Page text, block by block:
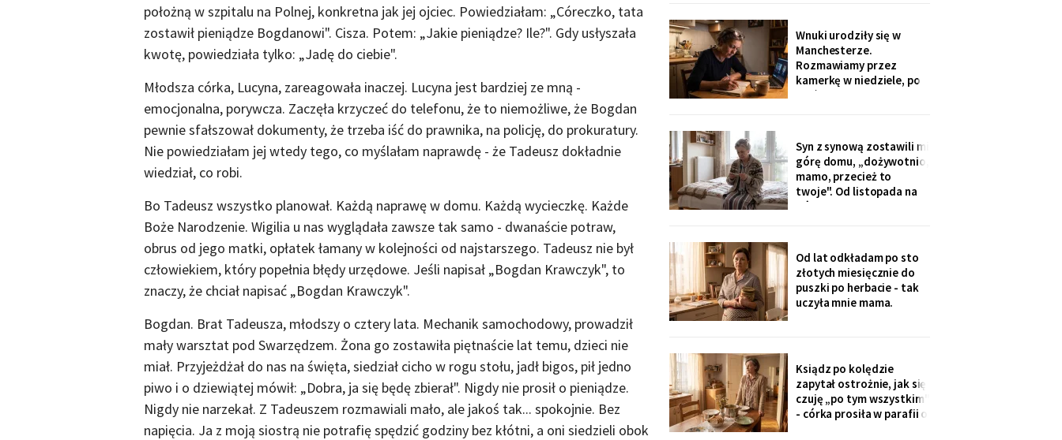
położną w szpitalu na Polnej, konkretna jak jej ojciec. Powiedziałam: „Córeczko, tata
zostawił pieniądze Bogdanowi". Cisza. Potem: „Jakie pieniądze? Ile?". Gdy usłyszała
kwotę, powiedziała tylko: „Jadę do ciebie".
Młodsza córka, Lucyna, zareagowała inaczej. Lucyna jest bardziej ze mną -
emocjonalna, porywcza. Zaczęła krzyczeć do telefonu, że to niemożliwe, że Bogdan
pewnie sfałszował dokumenty, że trzeba iść do prawnika, na policję, do prokuratury.
Nie powiedziałam jej wtedy tego, co myślałam naprawdę - że Tadeusz dokładnie
wiedział, co robi.
Bo Tadeusz wszystko planował. Każdą naprawę w domu. Każdą wycieczkę. Każde
Boże Narodzenie. Wigilia u nas wyglądała zawsze tak samo - dwanaście potraw,
obrus od jego matki, opłatek łamany w kolejności od najstarszego. Tadeusz nie był
człowiekiem, który popełnia błędy urzędowe. Jeśli napisał „Bogdan Krawczyk", to
znaczy, że chciał napisać „Bogdan Krawczyk".
Bogdan. Brat Tadeusza, młodszy o cztery lata. Mechanik samochodowy, prowadził
mały warsztat pod Swarzędzem. Żona go zostawiła piętnaście lat temu, dzieci nie
miał. Przyjeżdżał do nas na święta, siedział cicho w rogu stołu, jadł bigos, pił jedno
piwo i o dziewiątej mówił: „Dobra, ja się będę zbierał". Nigdy nie prosił o pieniądze.
Nigdy nie narzekał. Z Tadeuszem rozmawiali mało, ale jakoś tak... spokojnie. Bez
napięcia. Ja z moją siostrą nie potrafię spędzić godziny bez kłótni, a oni siedzieli obok
jesteśmy spokojni,
mamo". Od marca nikt nie
przyjechał. Na każdym
pudełku naklejka: moje
imię
Wnuki urodziły się w
Manchesterze.
Rozmawiamy przez
kamerkę w niedziele, po
pięć minut, bo „im się
angielsku, a syn
przetłumaczył ze
śmiechem: „pyta, kim jest
ta pani". Kupiłam zeszyt i
uczę się angielskiego
Syn z synową zostawili mi
górę domu, „dożywotnio,
mamo, przecież to
twoje". Od listopada na
górze grzeje tylko jeden
Rano w moim pokoju jest
czternaście stopni.
Termometr przyniosła mi
wnuczka - ona
Od lat odkładam po sto
złotych miesięcznie do
puszki po herbacie - tak
uczyła mnie mama.
wizycie żartuje przy
wszystkich: „u mamy
bank, a my się męczymy z
kredytem". Puszkę
Ksiądz po kolędzie
zapytał ostrożnie, jak się
czuję „po tym wszystkim"
- córka prosiła w parafii o